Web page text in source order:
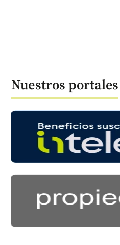
Nuestros portales